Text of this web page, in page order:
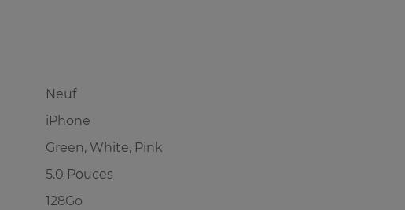
Neuf
iPhone
Green, White, Pink
5.0 Pouces
128Go